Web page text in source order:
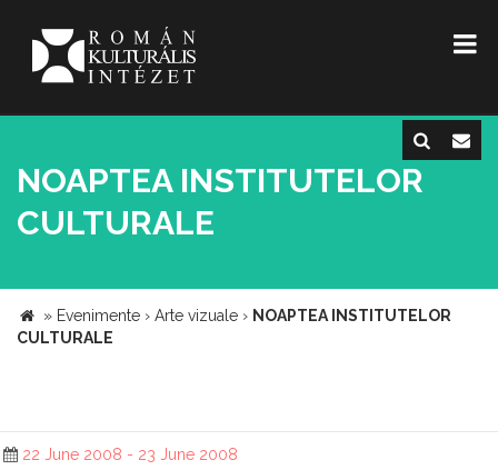
NOAPTEA INSTITUTELOR
CULTURALE
» Evenimente › Arte vizuale › NOAPTEA INSTITUTELOR
CULTURALE
22 June 2008 - 23 June 2008